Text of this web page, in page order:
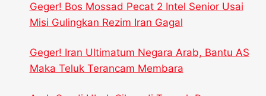
Geger! Bos Mossad Pecat 2 Intel Senior Usai
Misi Gulingkan Rezim Iran Gagal
Geger! Iran Ultimatum Negara Arab, Bantu AS
Maka Teluk Terancam Membara